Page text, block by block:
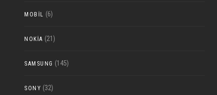
MOBIL (6)
NOKIA (21)
SAMSUNG (145)
SONY (32)